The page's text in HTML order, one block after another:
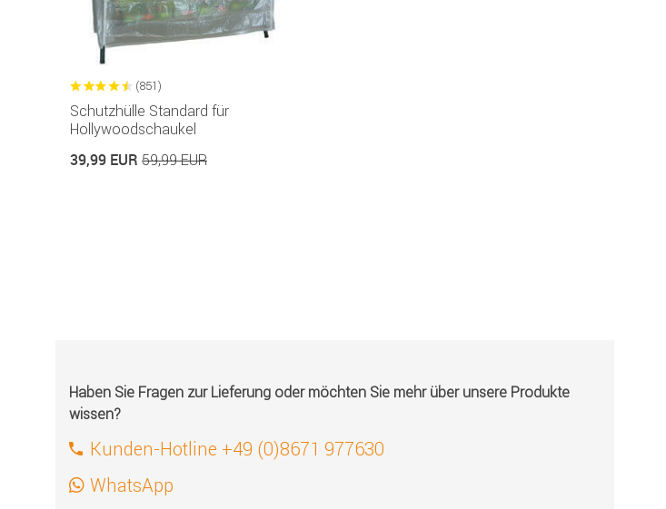
(851)
Schutzhülle Standard für
Hollywoodschaukel
39,99 EUR 59,99 EUR
Haben Sie Fragen zur Lieferung oder möchten Sie mehr über unsere Produkte
wissen?
Kunden-Hotline +49 (0)8671 977630
WhatsApp